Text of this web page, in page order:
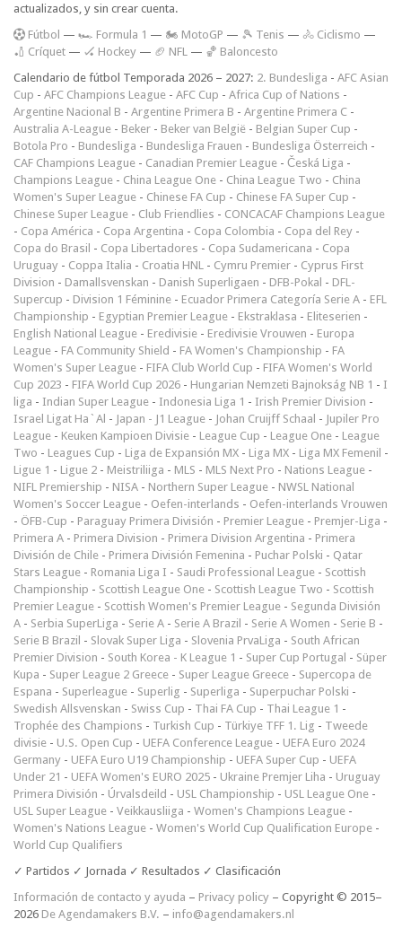
actualizados, y sin crear cuenta.
Fútbol — 🏎️ Formula 1 — 🏍 MotoGP — 🎾 Tenis — 🚴 Ciclismo —
🏏 Críquet — 🏑 Hockey — 🏈 NFL — 🏀 Baloncesto
Calendario de fútbol Temporada 2026 – 2027: 2. Bundesliga - AFC Asian
Cup - AFC Champions League - AFC Cup - Africa Cup of Nations -
Argentine Nacional B - Argentine Primera B - Argentine Primera C -
Australia A-League - Beker - Beker van België - Belgian Super Cup -
Botola Pro - Bundesliga - Bundesliga Frauen - Bundesliga Österreich -
CAF Champions League - Canadian Premier League - Česká Liga -
Champions League - China League One - China League Two - China
Women's Super League - Chinese FA Cup - Chinese FA Super Cup -
Chinese Super League - Club Friendlies - CONCACAF Champions League
- Copa América - Copa Argentina - Copa Colombia - Copa del Rey -
Copa do Brasil - Copa Libertadores - Copa Sudamericana - Copa
Uruguay - Coppa Italia - Croatia HNL - Cymru Premier - Cyprus First
Division - Damallsvenskan - Danish Superligaen - DFB-Pokal - DFL-
Supercup - Division 1 Féminine - Ecuador Primera Categoría Serie A - EFL
Championship - Egyptian Premier League - Ekstraklasa - Eliteserien -
English National League - Eredivisie - Eredivisie Vrouwen - Europa
League - FA Community Shield - FA Women's Championship - FA
Women's Super League - FIFA Club World Cup - FIFA Women's World
Cup 2023 - FIFA World Cup 2026 - Hungarian Nemzeti Bajnokság NB 1 - I
liga - Indian Super League - Indonesia Liga 1 - Irish Premier Division -
Israel Ligat Ha`Al - Japan - J1 League - Johan Cruijff Schaal - Jupiler Pro
League - Keuken Kampioen Divisie - League Cup - League One - League
Two - Leagues Cup - Liga de Expansión MX - Liga MX - Liga MX Femenil -
Ligue 1 - Ligue 2 - Meistriliiga - MLS - MLS Next Pro - Nations League -
NIFL Premiership - NISA - Northern Super League - NWSL National
Women's Soccer League - Oefen-interlands - Oefen-interlands Vrouwen
- ÖFB-Cup - Paraguay Primera División - Premier League - Premjer-Liga -
Primera A - Primera Division - Primera Division Argentina - Primera
División de Chile - Primera División Femenina - Puchar Polski - Qatar
Stars League - Romania Liga I - Saudi Professional League - Scottish
Championship - Scottish League One - Scottish League Two - Scottish
Premier League - Scottish Women's Premier League - Segunda División
A - Serbia SuperLiga - Serie A - Serie A Brazil - Serie A Women - Serie B -
Serie B Brazil - Slovak Super Liga - Slovenia PrvaLiga - South African
Premier Division - South Korea - K League 1 - Super Cup Portugal - Süper
Kupa - Super League 2 Greece - Super League Greece - Supercopa de
Espana - Superleague - Superlig - Superliga - Superpuchar Polski -
Swedish Allsvenskan - Swiss Cup - Thai FA Cup - Thai League 1 -
Trophée des Champions - Turkish Cup - Türkiye TFF 1. Lig - Tweede
divisie - U.S. Open Cup - UEFA Conference League - UEFA Euro 2024
Germany - UEFA Euro U19 Championship - UEFA Super Cup - UEFA
Under 21 - UEFA Women's EURO 2025 - Ukraine Premjer Liha - Uruguay
Primera División - Úrvalsdeild - USL Championship - USL League One -
USL Super League - Veikkausliiga - Women's Champions League -
Women's Nations League - Women's World Cup Qualification Europe -
World Cup Qualifiers
✓ Partidos ✓ Jornada ✓ Resultados ✓ Clasificación
Información de contacto y ayuda – Privacy policy – Copyright © 2015–
2026 De Agendamakers B.V. – info@agendamakers.nl